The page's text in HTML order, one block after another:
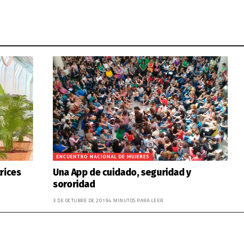
ENCUENTRO NACIONAL DE MUJERES
Una App de cuidado, seguridad y
sororidad
3 DE OCTUBRE DE 20194 MINUTOS PARA LEER